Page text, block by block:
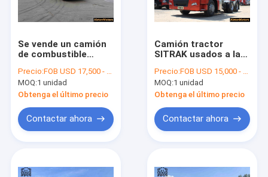
Se vende un camión
de combustible
20 mil litros.
Precio:FOB USD 17,500 - 30,000 PER UNIT
MOQ:1 unidad
Obtenga el último precio
Contactar ahora
Camión tractor
SITRAK usados ​​a la
camión C7H T7H
Precio:FOB USD 15,000 - 29,000 PER UNIT
MOQ:1 unidad
Obtenga el último precio
Contactar ahora